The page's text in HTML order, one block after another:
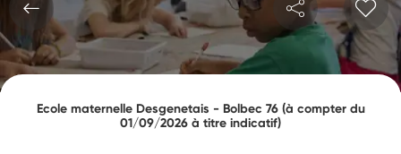
Ecole maternelle Desgenetais - Bolbec 76 (à compter du
01/09/2026 à titre indicatif)